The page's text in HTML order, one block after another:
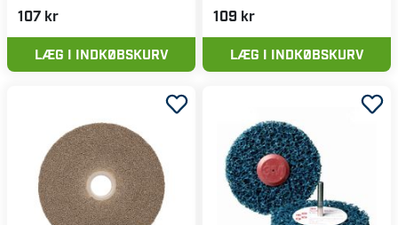
107 kr
LÆG I INDKØBSKURV
109 kr
LÆG I INDKØBSKURV